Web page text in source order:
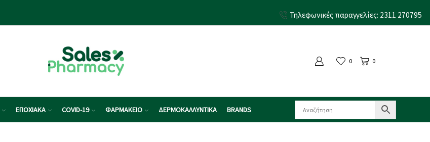
Τηλεφωνικές παραγγελίες: 2311 270795
0 0
ΕΠΟΧΙΑΚΑ COVID-19 ΦΑΡΜΑΚΕΙΟ ΔΕΡΜΟΚΑΛΛΥΝΤΙΚΑ BRANDS